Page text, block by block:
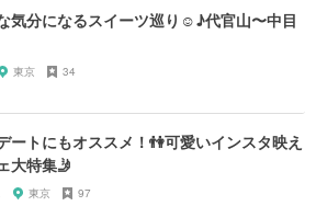
気分になるスイーツ巡り☺︎♪代官山〜中目
東京 34
ートにもオススメ！👫可愛いインスタ映え
大特集🤳
東京 97